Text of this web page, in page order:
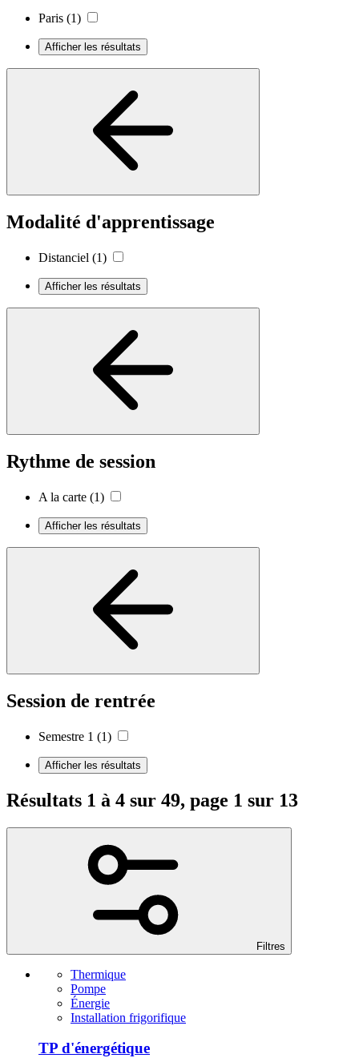
Paris (1)
Afficher les résultats
Modalité d'apprentissage
Distanciel (1)
Afficher les résultats
Rythme de session
A la carte (1)
Afficher les résultats
Session de rentrée
Semestre 1 (1)
Afficher les résultats
Résultats 1 à 4 sur 49, page 1 sur 13
Filtres
Thermique
Pompe
Énergie
Installation frigorifique
TP d'énergétique